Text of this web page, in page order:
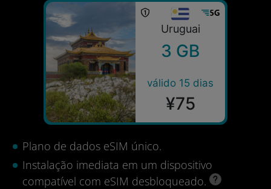
Uruguai
3 GB
válido 15 dias
¥75
Plano de dados eSIM único.
Instalação imediata em um dispositivo
compatível com eSIM desbloqueado.